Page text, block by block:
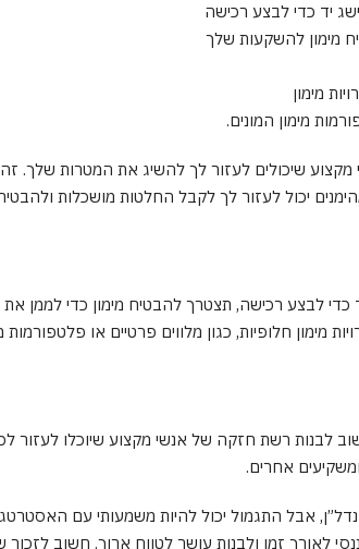
יד כדי לבצע רכישה
מימון להשקעות שלך
מימון
מימון המונים.
שיכולים לעזור לך להשיג את המטרות שלך. זה
יכול לעזור לך לקבל החלטות מושכלות
לבצע רכישה, תצטרך להבטיח מימון כדי לממן
מימון חלופיות, כגון מלווים פרטיים או פלטפורמות
לבנות רשת חזקה של אנשי מקצוע שיוכלו
אחרים.
אבל התגמול יכול להיות משמעותי עם
לאורך זמן ולבנות עושר לטווח ארוך. חשוב